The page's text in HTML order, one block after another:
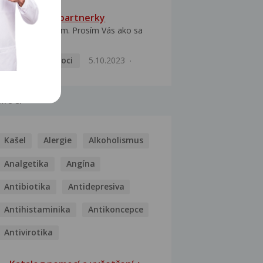
HPV typ 52 u partnerky
Dobrý deň prajem. Prosím Vás ako sa
Pohlavní nemoci
5.10.2023
Kašel Alergie Alkoholismus
Analgetika Angína
Antibiotika Antidepresiva
Antihistaminika Antikoncepce
Antivirotika